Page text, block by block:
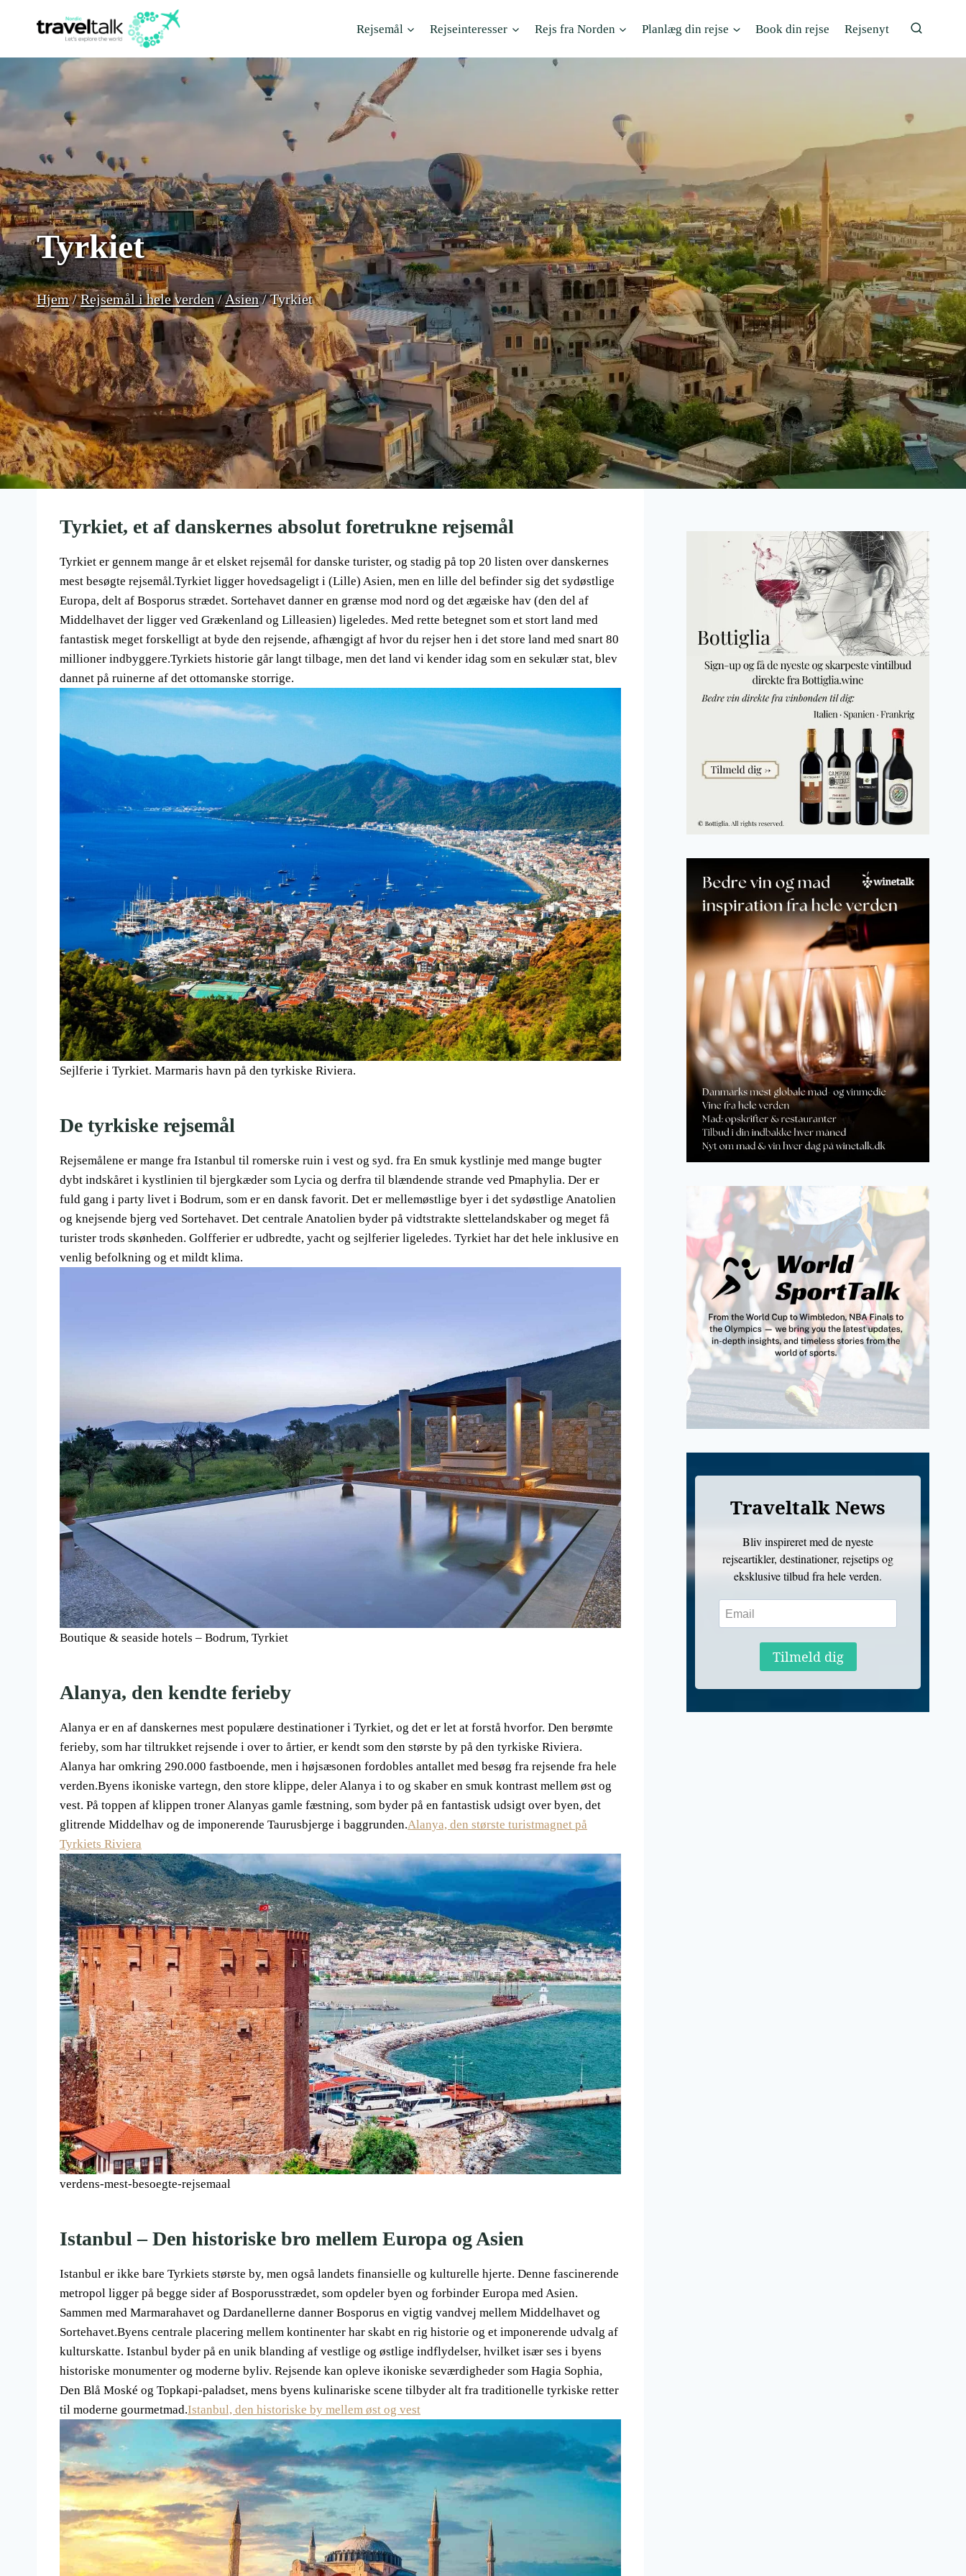
Rejsemål Rejseinteresser Rejs fra Norden Planlæg din rejse Book din rejse Rejsenyt
Tyrkiet
Hjem / Rejsemål i hele verden /Asien / Tyrkiet
Tyrkiet, et af danskernes absolut foretrukne rejsemål
Tyrkiet er gennem mange år et elsket rejsemål for danske turister, og stadig på top 20 listen over danskernes
mest besøgte rejsemål.Tyrkiet ligger hovedsageligt i (Lille) Asien, men en lille del befinder sig det sydøstlige
Europa, delt af Bosporus strædet. Sortehavet danner en grænse mod nord og det ægæiske hav (den del af
Middelhavet der ligger ved Grækenland og Lilleasien) ligeledes. Med rette betegnet som et stort land med
fantastisk meget forskelligt at byde den rejsende, afhængigt af hvor du rejser hen i det store land med snart 80
millioner indbyggere.Tyrkiets historie går langt tilbage, men det land vi kender idag som en sekulær stat, blev
dannet på ruinerne af det ottomanske storrige.
Sejlferie i Tyrkiet. Marmaris havn på den tyrkiske Riviera.
De tyrkiske rejsemål
Rejsemålene er mange fra Istanbul til romerske ruin i vest og syd. fra En smuk kystlinje med mange bugter
dybt indskåret i kystlinien til bjergkæder som Lycia og derfra til blændende strande ved Pmaphylia. Der er
fuld gang i party livet i Bodrum, som er en dansk favorit. Det er mellemøstlige byer i det sydøstlige Anatolien
og knejsende bjerg ved Sortehavet. Det centrale Anatolien byder på vidtstrakte slettelandskaber og meget få
turister trods skønheden. Golfferier er udbredte, yacht og sejlferier ligeledes. Tyrkiet har det hele inklusive en
venlig befolkning og et mildt klima.
Boutique & seaside hotels – Bodrum, Tyrkiet
Alanya, den kendte ferieby
Alanya er en af danskernes mest populære destinationer i Tyrkiet, og det er let at forstå hvorfor. Den berømte
ferieby, som har tiltrukket rejsende i over to årtier, er kendt som den største by på den tyrkiske Riviera.
Alanya har omkring 290.000 fastboende, men i højsæsonen fordobles antallet med besøg fra rejsende fra hele
verden.Byens ikoniske vartegn, den store klippe, deler Alanya i to og skaber en smuk kontrast mellem øst og
vest. På toppen af klippen troner Alanyas gamle fæstning, som byder på en fantastisk udsigt over byen, det
glitrende Middelhav og de imponerende Taurusbjerge i baggrunden.Alanya, den største turistmagnet på
Tyrkiets Riviera
verdens-mest-besoegte-rejsemaal
Istanbul – Den historiske bro mellem Europa og Asien
Istanbul er ikke bare Tyrkiets største by, men også landets finansielle og kulturelle hjerte. Denne fascinerende
metropol ligger på begge sider af Bosporusstrædet, som opdeler byen og forbinder Europa med Asien.
Sammen med Marmarahavet og Dardanellerne danner Bosporus en vigtig vandvej mellem Middelhavet og
Sortehavet.Byens centrale placering mellem kontinenter har skabt en rig historie og et imponerende udvalg af
kulturskatte. Istanbul byder på en unik blanding af vestlige og østlige indflydelser, hvilket især ses i byens
historiske monumenter og moderne byliv. Rejsende kan opleve ikoniske seværdigheder som Hagia Sophia,
Den Blå Moské og Topkapi-paladset, mens byens kulinariske scene tilbyder alt fra traditionelle tyrkiske retter
til moderne gourmetmad.Istanbul, den historiske by mellem øst og vest
Traveltalk News
Bliv inspireret med de nyeste
rejseartikler, destinationer, rejsetips og
eksklusive tilbud fra hele verden.
Tilmeld dig